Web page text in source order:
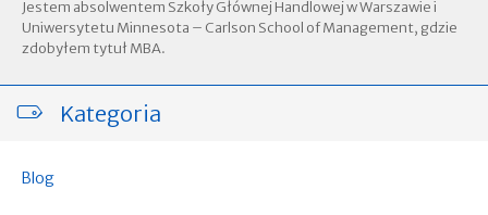
Jestem absolwentem Szkoły Głównej Handlowej w Warszawie i
Uniwersytetu Minnesota – Carlson School of Management, gdzie
zdobyłem tytuł MBA.
Kategoria
Blog